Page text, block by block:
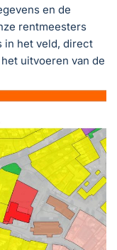
en de
rentmeesters
in het veld, direct
uitvoeren van de